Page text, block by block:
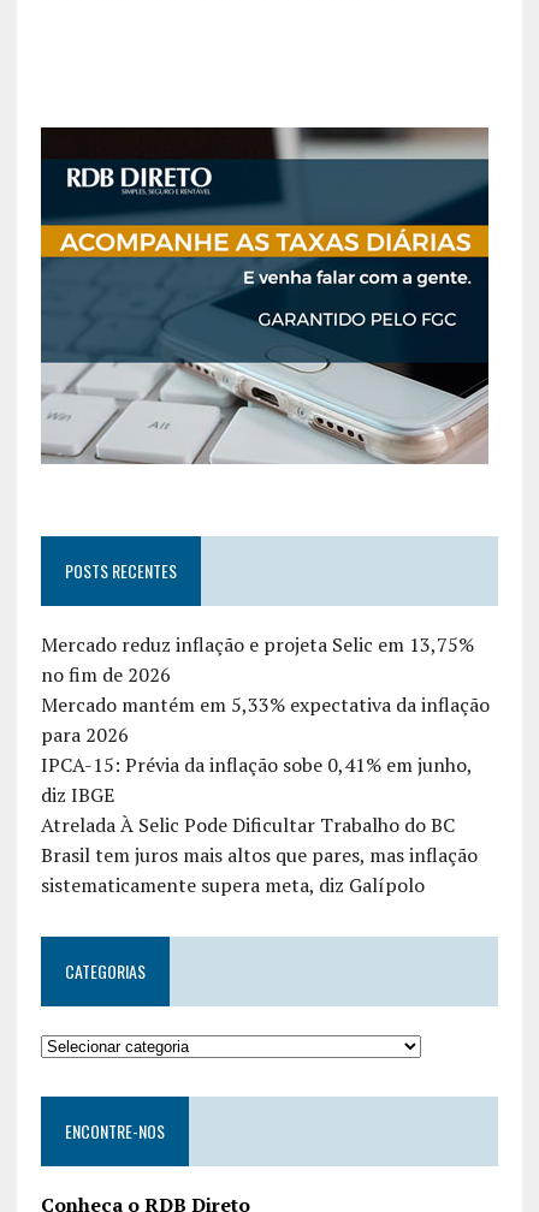
POSTS RECENTES
Mercado reduz inflação e projeta Selic em 13,75%
no fim de 2026
Mercado mantém em 5,33% expectativa da inflação
para 2026
IPCA-15: Prévia da inflação sobe 0,41% em junho,
diz IBGE
Atrelada À Selic Pode Dificultar Trabalho do BC
Brasil tem juros mais altos que pares, mas inflação
sistematicamente supera meta, diz Galípolo
CATEGORIAS
ENCONTRE-NOS
Conheça o RDB Direto